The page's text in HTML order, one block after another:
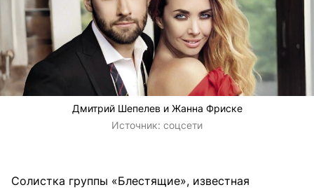
Дмитрий Шепелев и Жанна Фриске
Источник: соцсети
Солистка группы «Блестящие», известная